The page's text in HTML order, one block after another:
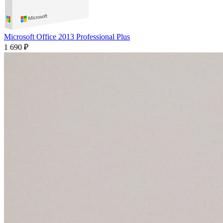
Microsoft Office 2013 Professional Plus
1 690 ₽